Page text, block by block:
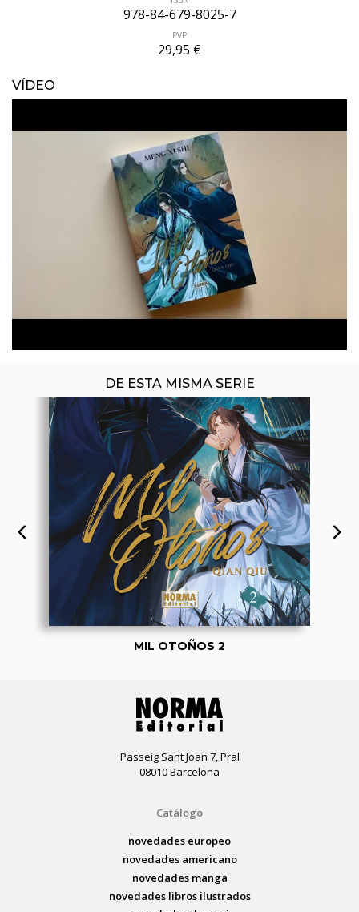
978-84-679-8025-7
PVP
29,95 €
VÍDEO
DE ESTA MISMA SERIE
ÚLTIMO NÚMERO PUBLICADO
MIL OTOÑOS 2
Passeig Sant Joan 7, Pral
08010 Barcelona
Catálogo
novedades europeo
novedades americano
novedades manga
novedades libros ilustrados